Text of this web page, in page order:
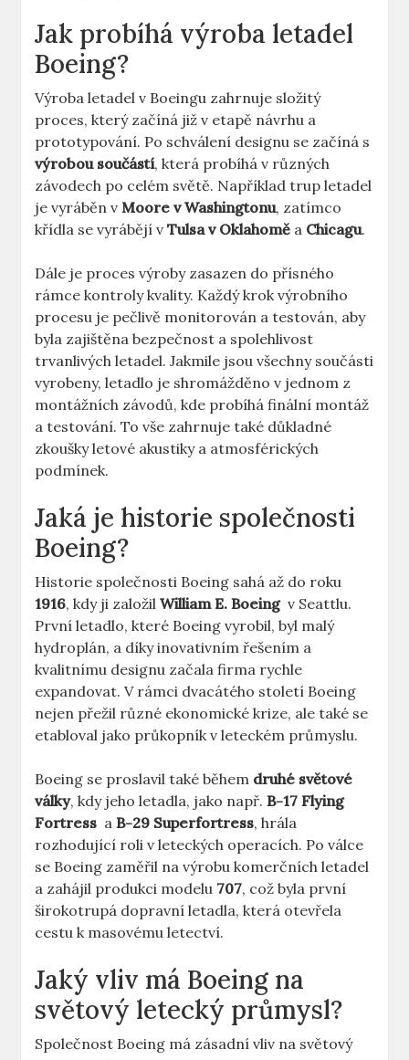
Jak ⁢probíhá výroba letadel
Boeing?
Výroba letadel⁤ v ⁢Boeingu zahrnuje složitý
‍proces, který⁢ začíná již v ⁢etapě návrhu ⁢a
prototypování.⁢ Po schválení designu ‍se začíná s
výrobou součástí, která⁣ probíhá v ​různých
‌závodech po ⁤celém světě.⁢ Například⁤ trup ⁤letadel
je vyráběn​ vMoore v Washingtonu, zatímco
křídla se⁢ vyrábějí vTulsa v Oklahomě ⁤a Chicagu.
Dále​ je ⁤proces⁤ výroby zasazen ​do přísného‌
rámce kontroly kvality.‍ Každý krok výrobního⁤
procesu je pečlivě monitorován a testován, ‍aby
⁣byla zajištěna⁣ bezpečnost a ‌spolehlivost⁤
trvanlivých letadel. Jakmile jsou všechny součásti
vyrobeny, letadlo ⁣je shromážděno v jednom z⁤
montážních⁢ závodů, kde probíhá‌ finální montáž
a testování. To vše zahrnuje také důkladné
‍zkoušky letové ⁣akustiky a atmosférických
podmínek.
Jaká ​je historie společnosti
Boeing?
Historie ​společnosti Boeing sahá‍ až⁣ do​ roku
1916, kdy ji​ založil⁤William ⁢E. Boeing⁤ v Seattlu.
První letadlo, které Boeing vyrobil, byl‌ malý
hydroplán, a díky inovativním řešením‍ a ​
kvalitnímu designu začala firma rychle
expandovat.​ V rámci dvacátého století‍ Boeing
nejen přežil⁤ různé‌ ekonomické⁣ krize, ale také se‍
etabloval jako průkopník ⁣v leteckém průmyslu.
Boeing se ‍proslavil také během‌ druhé světové
války, ‌kdy jeho letadla, jako např.B-17 Flying
Fortress ​ aB-29 Superfortress, ⁢hrála
rozhodující roli v leteckých ⁣operacích.⁣ Po válce
se Boeing zaměřil⁤ na‌ výrobu komerčních ⁤letadel ​
a zahájil produkci ⁢modelu 707, ​což byla první​
širokotrupá dopravní letadla, která otevřela
cestu k masovému letectví.
Jaký ⁣vliv má Boeing na
světový ⁤letecký⁤ průmysl?
Společnost Boeing⁣ má ⁤zásadní​ vliv na světový